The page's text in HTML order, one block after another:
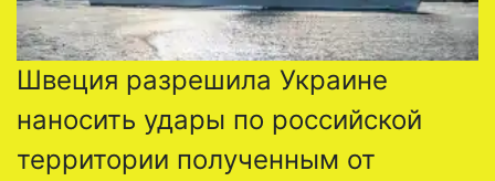
Швеция разрешила Украине
наносить удары по российской
территории полученным от